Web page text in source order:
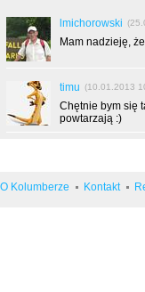
lmichorowski
Mam nadzieję,
timu (10.01.2013
Chętnie bym się
powtarzają :)
O Kolumberze Kontakt